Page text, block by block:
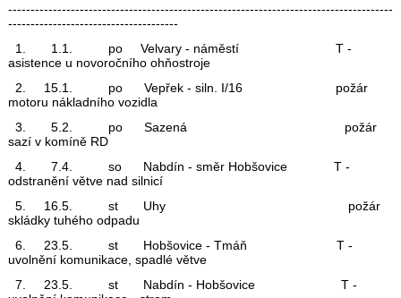
--------------------------------------------------------------------------------------
--------------------------------------
1. 1.1. po Velvary - náměstí T -
asistence u novoročního ohňostroje
2. 15.1. po Vepřek - siln. I/16 požár
motoru nákladního vozidla
3. 5.2. po Sazená požár
sazí v komíně RD
4. 7.4. so Nabdín - směr Hobšovice T -
odstranění větve nad silnicí
5. 16.5. st Uhy požár
skládky tuhého odpadu
6. 23.5. st Hobšovice - Tmáň T -
uvolnění komunikace, spadlé větve
7. 23.5. st Nabdín - Hobšovice T -